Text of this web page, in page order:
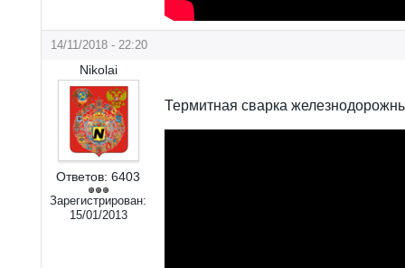
14/11/2018 - 22:20
Nikolai
Ответов: 6403
Зарегистрирован:
15/01/2013
Термитная сварка